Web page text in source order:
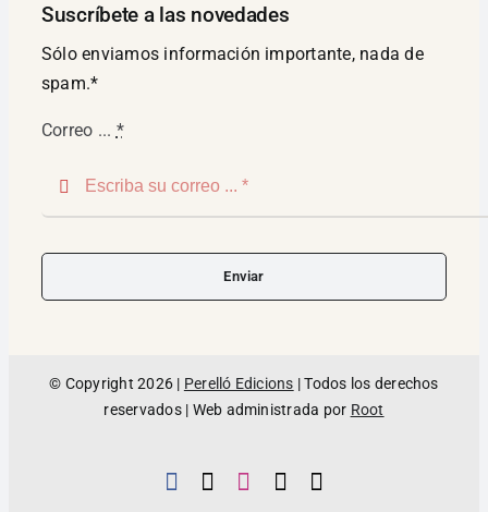
Suscríbete a las novedades
Sólo enviamos información importante, nada de
spam.*
Correo ... *
Enviar
© Copyright 2026 | Perelló Edicions | Todos los derechos
reservados | Web administrada por Root